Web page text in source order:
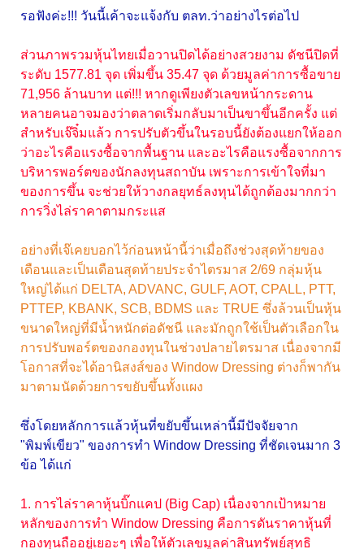
รอฟังค่ะ!!! วันนี้เค้าจะแจ้งกับ ตลท.ว่าอย่างไรต่อไป
ส่วนภาพรวมหุ้นไทยเมื่อวานปิดได้อย่างสวยงาม ดัชนีปิดที่
ระดับ 1577.81 จุด เพิ่มขึ้น 35.47 จุด ด้วยมูลค่าการซื้อขาย
71,956 ล้านบาท แต่!!! หากดูเพียงตัวเลขหน้ากระดาน
หลายคนอาจมองว่าตลาดเริ่มกลับมาเป็นขาขึ้นอีกครั้ง แต่
สำหรับเจ๊จิ๋มแล้ว การปรับตัวขึ้นในรอบนี้ยังต้องแยกให้ออก
ว่าอะไรคือแรงซื้อจากพื้นฐาน และอะไรคือแรงซื้อจากการ
บริหารพอร์ตของนักลงทุนสถาบัน เพราะการเข้าใจที่มา
ของการขึ้น จะช่วยให้วางกลยุทธ์ลงทุนได้ถูกต้องมากกว่า
การวิ่งไล่ราคาตามกระแส
อย่างที่เจ๊เคยบอกไว้ก่อนหน้านี้ว่าเมื่อถึงช่วงสุดท้ายของ
เดือนและเป็นเดือนสุดท้ายประจำไตรมาส 2/69 กลุ่มหุ้น
ใหญ่ได้แก่ DELTA, ADVANC, GULF, AOT, CPALL, PTT,
PTTEP, KBANK, SCB, BDMS และ TRUE ซึ่งล้วนเป็นหุ้น
ขนาดใหญ่ที่มีน้ำหนักต่อดัชนี และมักถูกใช้เป็นตัวเลือกใน
การปรับพอร์ตของกองทุนในช่วงปลายไตรมาส เนื่องจากมี
โอกาสที่จะได้อานิสงส์ของ Window Dressing ต่างก็พากัน
มาตามนัดด้วยการขยับขึ้นทั้งแผง
ซึ่งโดยหลักการแล้วหุ้นที่ขยับขึ้นเหล่านี้มีปัจจัยจาก
"พิมพ์เขียว" ของการทำ Window Dressing ที่ชัดเจนมาก 3
ข้อ ได้แก่
1. การไล่ราคาหุ้นบิ๊กแคป (Big Cap) เนื่องจากเป้าหมาย
หลักของการทำ Window Dressing คือการดันราคาหุ้นที่
กองทุนถืออยู่เยอะๆ เพื่อให้ตัวเลขมูลค่าสินทรัพย์สุทธิ